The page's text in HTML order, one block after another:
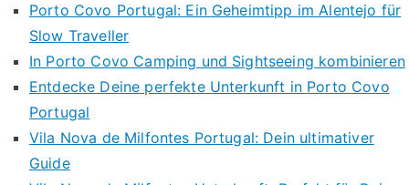
Porto Covo Portugal: Ein Geheimtipp im Alentejo für
Slow Traveller
In Porto Covo Camping und Sightseeing kombinieren
Entdecke Deine perfekte Unterkunft in Porto Covo
Portugal
Vila Nova de Milfontes Portugal: Dein ultimativer
Guide